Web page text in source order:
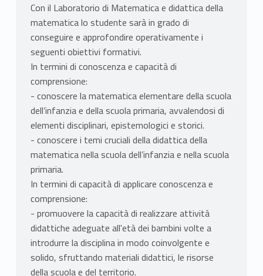
Con il Laboratorio di Matematica e didattica della
matematica lo studente sarà in grado di
conseguire e approfondire operativamente i
seguenti obiettivi formativi.
In termini di conoscenza e capacità di
comprensione:
- conoscere la matematica elementare della scuola
dell’infanzia e della scuola primaria, avvalendosi di
elementi disciplinari, epistemologici e storici.
- conoscere i temi cruciali della didattica della
matematica nella scuola dell’infanzia e nella scuola
primaria.
In termini di capacità di applicare conoscenza e
comprensione:
- promuovere la capacità di realizzare attività
didattiche adeguate all'età dei bambini volte a
introdurre la disciplina in modo coinvolgente e
solido, sfruttando materiali didattici, le risorse
della scuola e del territorio.